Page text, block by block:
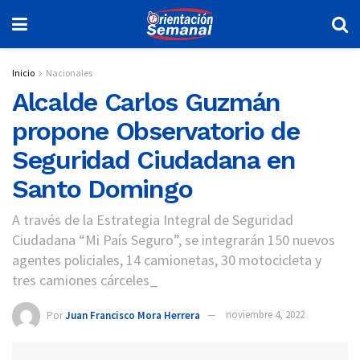
Inicio Nacionales
Alcalde Carlos Guzmán
propone Observatorio de
Seguridad Ciudadana en
Santo Domingo
A través de la Estrategia Integral de Seguridad
Ciudadana “Mi País Seguro”, se integrarán 150 nuevos
agentes policiales, 14 camionetas, 30 motocicleta y
tres camiones cárceles_
PorJuan Francisco Mora Herrera noviembre 4, 2022